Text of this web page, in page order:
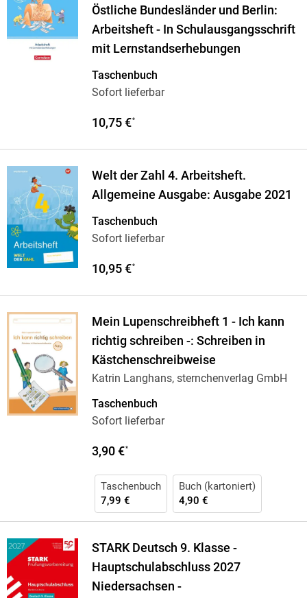
Östliche Bundesländer und Berlin:
Arbeitsheft - In Schulausgangsschrift
mit Lernstandserhebungen
Taschenbuch
Sofort lieferbar
10,75 €*
Welt der Zahl 4. Arbeitsheft.
Allgemeine Ausgabe: Ausgabe 2021
Taschenbuch
Sofort lieferbar
10,95 €*
Mein Lupenschreibheft 1 - Ich kann
richtig schreiben -: Schreiben in
Kästchenschreibweise
Katrin Langhans, sternchenverlag GmbH
Taschenbuch
Sofort lieferbar
3,90 €*
Taschenbuch
7,99 €
Buch (kartoniert)
4,90 €
STARK Deutsch 9. Klasse -
Hauptschulabschluss 2027
Niedersachsen -